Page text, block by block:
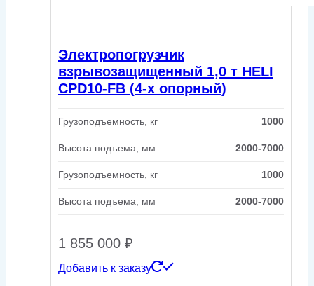
Электропогрузчик
взрывозащищенный 1,0 т HELI
CPD10-FB (4-х опорный)
Грузоподъемность, кг 1000
Высота подъема, мм 2000-7000
Грузоподъемность, кг 1000
Высота подъема, мм 2000-7000
1 855 000 ₽
Добавить к заказу